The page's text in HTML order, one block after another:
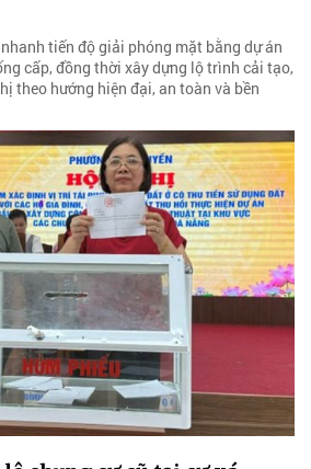
tiến độ giải phóng mặt bằng dự án
cấp, đồng thời xây dựng lộ trình cải tạo,
theo hướng hiện đại, an toàn và bền